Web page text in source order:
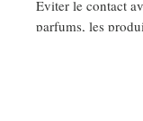
Eviter le contact
parfums, les